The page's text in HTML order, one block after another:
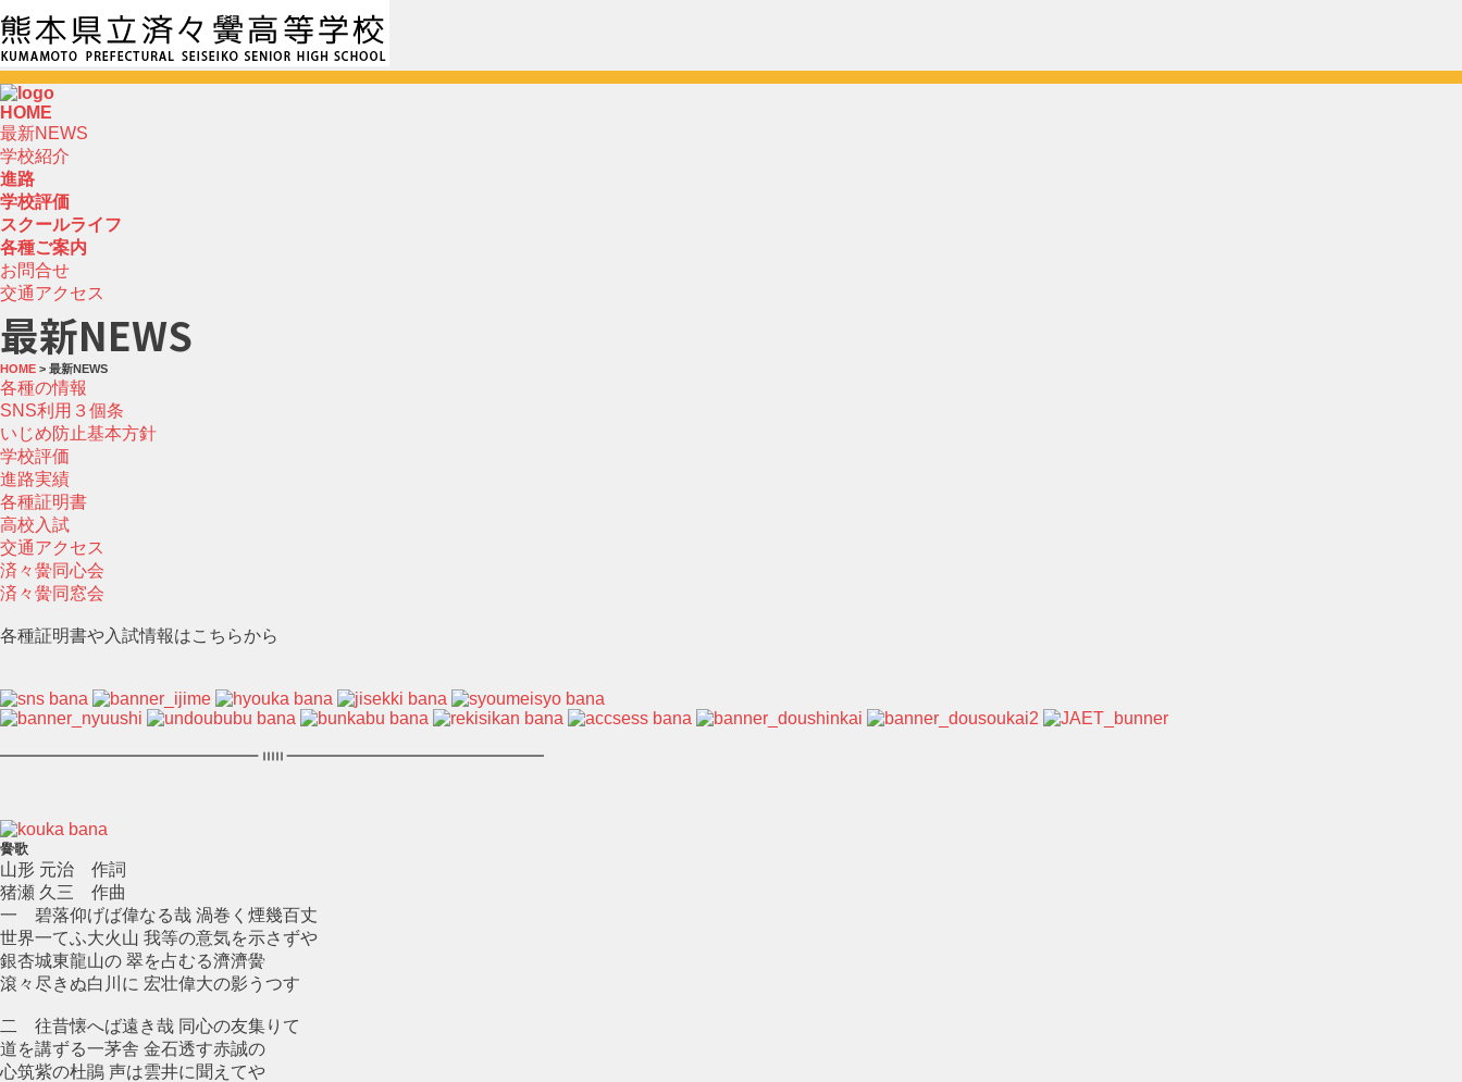
HOME
最新NEWS
学校紹介
進路
学校評価
スクールライフ
各種ご案内
お問合せ
交通アクセス
最新NEWS
HOME > 最新NEWS
各種の情報
SNS利用３個条
いじめ防止基本方針
学校評価
進路実績
各種証明書
高校入試
交通アクセス
済々黌同心会
済々黌同窓会
各種証明書や入試情報はこちらから
黌歌
山形 元治 作詞
猪瀬 久三 作曲
一 碧落仰げば偉なる哉 渦巻く煙幾百丈
世界一てふ大火山 我等の意気を示さずや
銀杏城東龍山の 翠を占むる濟濟黌
滾々尽きぬ白川に 宏壮偉大の影うつす
二 往昔懐へば遠き哉 同心の友集りて
道を講ずる一茅舎 金石透す赤誠の
心筑紫の杜鵑 声は雲井に聞えてや